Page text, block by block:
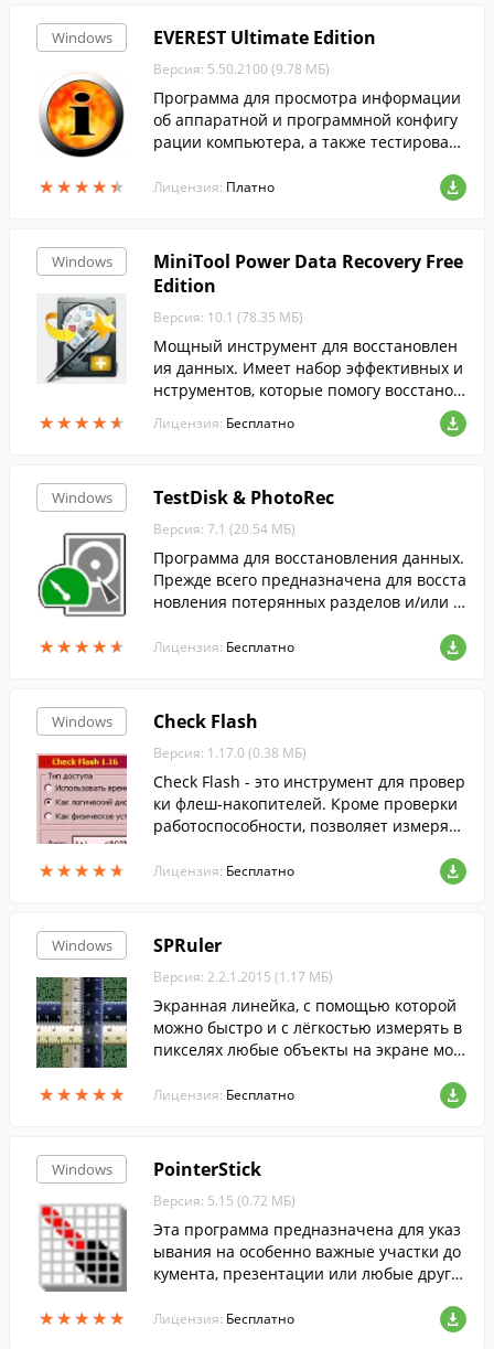
Windows
★★★★★
★★★★★
EVEREST Ultimate Edition
Версия: 5.50.2100 (9.78 МБ)
Программа для просмотра информации
об аппаратной и программной конфигу
рации компьютера, а также тестирован
Лицензия: Платно
Windows
★★★★★
★★★★★
MiniTool Power Data Recovery Free
Edition
Версия: 10.1 (78.35 МБ)
Мощный инструмент для восстановлен
ия данных. Имеет набор эффективных и
нструментов, которые помогу восстанов
Лицензия: Бесплатно
Windows
★★★★★
★★★★★
TestDisk & PhotoRec
Версия: 7.1 (20.54 МБ)
Программа для восстановления данных.
Прежде всего предназначена для восста
новления потерянных разделов и/или в
ков.
Лицензия: Бесплатно
Windows
★★★★★
★★★★★
Check Flash
Версия: 1.17.0 (0.38 МБ)
Check Flash - это инструмент для провер
ки флеш-накопителей. Кроме проверки
работоспособности, позволяет измерять
редактировать информацию о разделах,
сохранять и восстанавливать полные об
ного загрузчика, проводить полное стир
ание содержимого.
Лицензия: Бесплатно
Windows
★★★★★
★★★★★
SPRuler
Версия: 2.2.1.2015 (1.17 МБ)
Экранная линейка, с помощью которой
можно быстро и с лёгкостью измерять в
пикселях любые объекты на экране мон
Лицензия: Бесплатно
Windows
★★★★★
★★★★★
PointerStick
Версия: 5.15 (0.72 МБ)
Эта программа предназначена для указ
ывания на особенно важные участки до
кумента, презентации или любые други
Лицензия: Бесплатно